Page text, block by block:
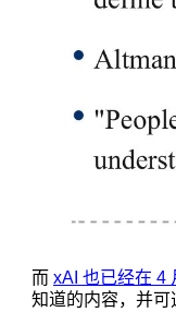
而 xAI 也已经在 4
知道的内容，并可